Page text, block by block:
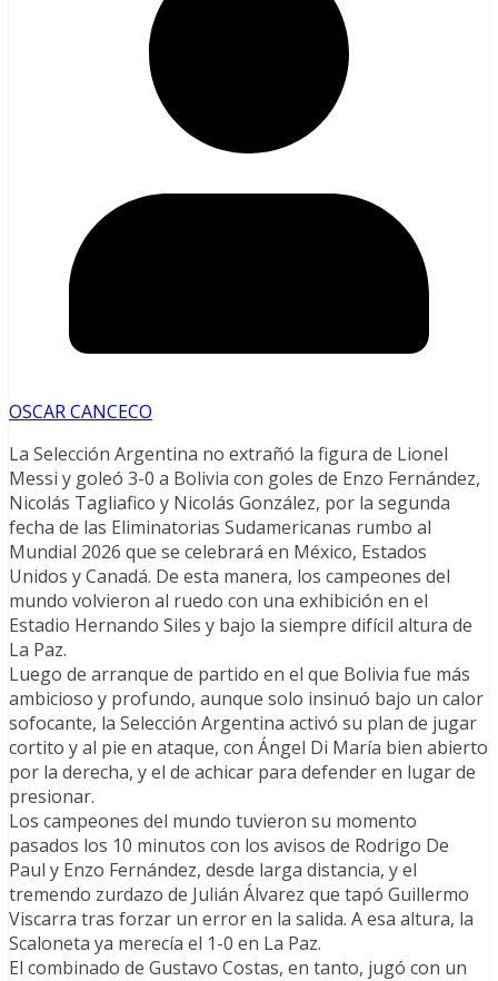
OSCAR CANCECO
La Selección Argentina no extrañó la figura de Lionel
Messi y goleó 3-0 a Bolivia con goles de Enzo Fernández,
Nicolás Tagliafico y Nicolás González, por la segunda
fecha de las Eliminatorias Sudamericanas rumbo al
Mundial 2026 que se celebrará en México, Estados
Unidos y Canadá. De esta manera, los campeones del
mundo volvieron al ruedo con una exhibición en el
Estadio Hernando Siles y bajo la siempre difícil altura de
La Paz.
Luego de arranque de partido en el que Bolivia fue más
ambicioso y profundo, aunque solo insinuó bajo un calor
sofocante, la Selección Argentina activó su plan de jugar
cortito y al pie en ataque, con Ángel Di María bien abierto
por la derecha, y el de achicar para defender en lugar de
presionar.
Los campeones del mundo tuvieron su momento
pasados los 10 minutos con los avisos de Rodrigo De
Paul y Enzo Fernández, desde larga distancia, y el
tremendo zurdazo de Julián Álvarez que tapó Guillermo
Viscarra tras forzar un error en la salida. A esa altura, la
Scaloneta ya merecía el 1-0 en La Paz.
El combinado de Gustavo Costas, en tanto, jugó con un